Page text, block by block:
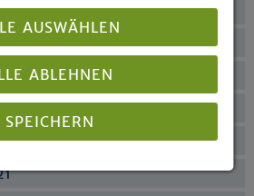
AUSWÄHLEN
ABLEHNEN
SPEICHERN
Details anzeigen